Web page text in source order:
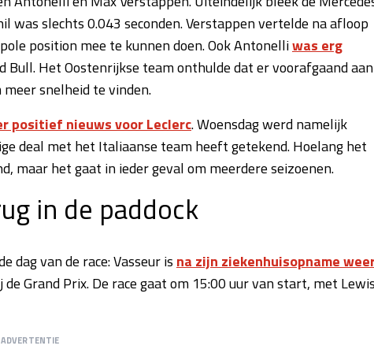
was slechts 0.043 seconden. Verstappen vertelde na afloop
position mee te kunnen doen. Ook Antonelliwas erg
Bull. Het Oostenrijkse team onthulde dat er voorafgaand aan
meer snelheid te vinden.
positief nieuws voor Leclerc. Woensdag werd namelijk
deal met het Italiaanse team heeft getekend. Hoelang het
maar het gaat in ieder geval om meerdere seizoenen.
in de paddock
dag van de race: Vasseur is na zijn ziekenhuisopname
Grand Prix. De race gaat om 15:00 uur van start, met Lewis
ADVERTENTIE